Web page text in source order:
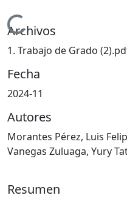
Cargando...
Archivos
1. Trabajo de Grado
Fecha
2024-11
Autores
Morantes Pérez, Luis
Vanegas Zuluaga, Yury
Resumen